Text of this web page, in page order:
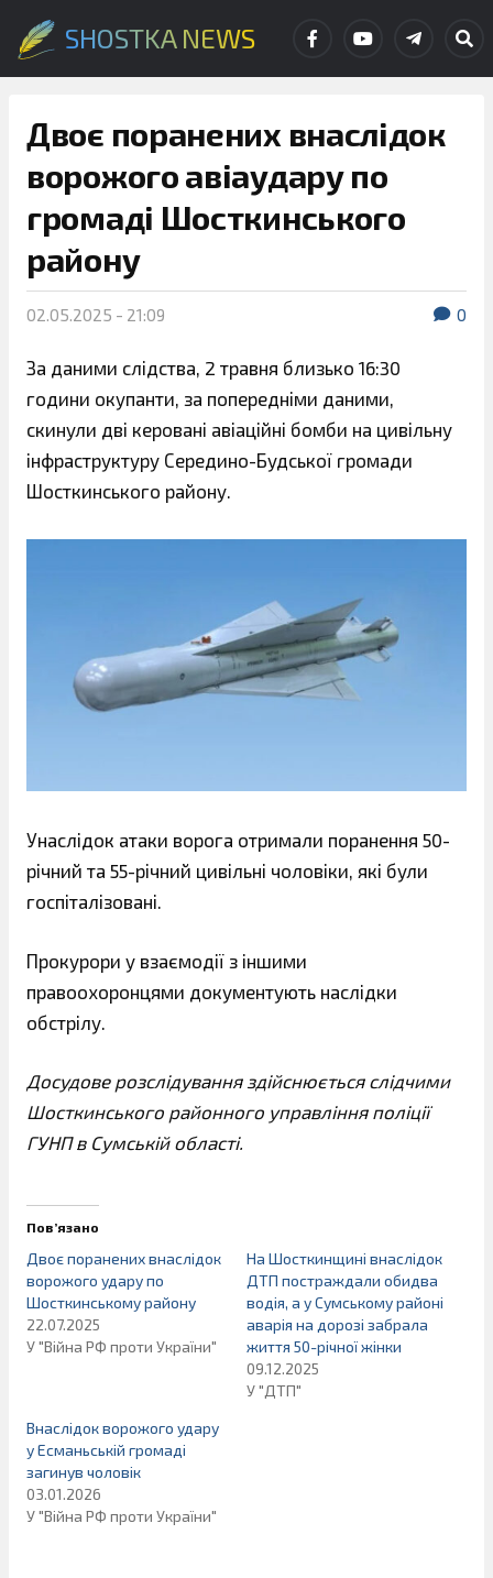
SHOSTKA NEWS
Двоє поранених внаслідок
ворожого авіаудару по
громаді Шосткинського
району
02.05.2025 - 21:09 0
За даними слідства, 2 травня близько 16:30
години окупанти, за попередніми даними,
скинули дві керовані авіаційні бомби на цивільну
інфраструктуру Середино-Будської громади
Шосткинського району.
Унаслідок атаки ворога отримали поранення 50-
річний та 55-річний цивільні чоловіки, які були
госпіталізовані.
Прокурори у взаємодії з іншими
правоохоронцями документують наслідки
обстрілу.
Досудове розслідування здійснюється слідчими
Шосткинського районного управління поліції
ГУНП в Сумській області.
Пов’язано
Двоє поранених внаслідок
ворожого удару по
Шосткинському району
22.07.2025
У "Війна РФ проти України"
На Шосткинщині внаслідок
ДТП постраждали обидва
водія, а у Сумському районі
аварія на дорозі забрала
життя 50-річної жінки
09.12.2025
У "ДТП"
Внаслідок ворожого удару
у Есманьській громаді
загинув чоловік
03.01.2026
У "Війна РФ проти України"